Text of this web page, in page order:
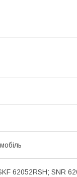
62052RSH; SNR